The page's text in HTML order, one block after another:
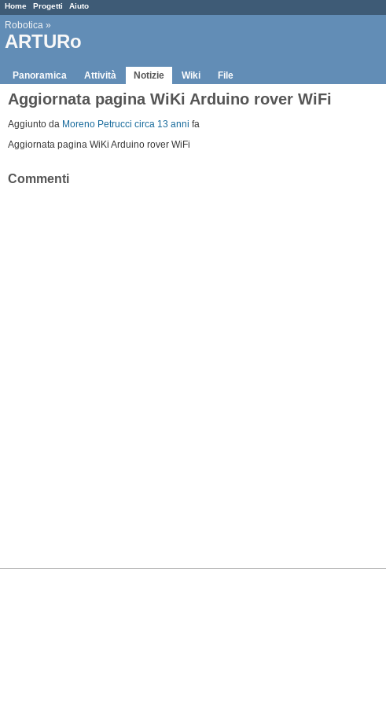
Home Progetti Aiuto
Robotica »
ARTURo
Panoramica Attività Notizie Wiki File
Aggiornata pagina WiKi Arduino rover WiFi
Aggiunto da Moreno Petrucci circa 13 anni fa
Aggiornata pagina WiKi Arduino rover WiFi
Commenti